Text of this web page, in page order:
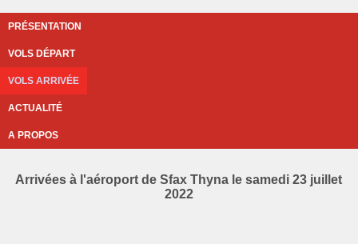
PRÉSENTATION
VOLS DÉPART
VOLS ARRIVÉE
ACTUALITÉ
A PROPOS
Arrivées à l'aéroport de Sfax Thyna le samedi 23 juillet
2022